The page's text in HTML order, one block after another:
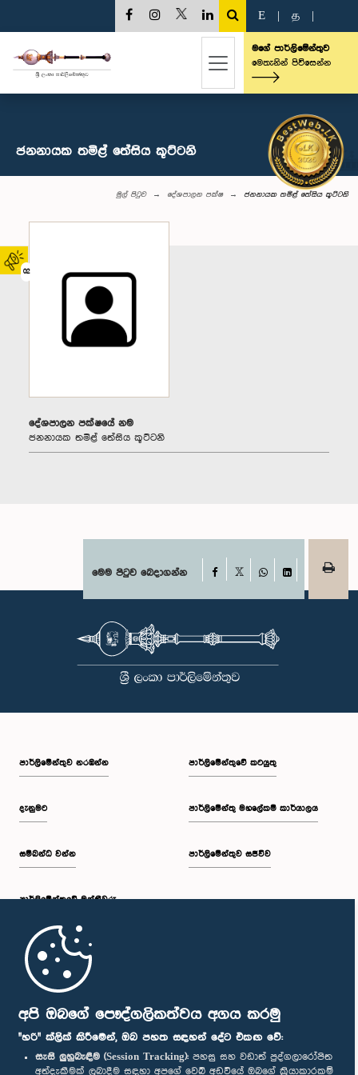
අපි ඔබගේ පෞද්ගලිකත්වය අගය කරමු
"හරි" ක්ලික් කිරීමෙන්, ඔබ පහත සඳහන් දේට එකඟ වේ:
සැසි ලුහුබැඳීම (Session Tracking): පහසු සහ වඩාත් පුද්ගලාරෝපිත
අත්දැකීමක් ලබාදීම සඳහා අපගේ වෙබ් අඩවියේ ඔබගේ ක්‍රියාකාරකම්
02
E த
මගේ පාර්ලිමේන්තුව
මෙතැනින් පිවිසෙන්න
ජනනායක තමිළ් තේසිය කූට්ටනි
මුල් පිටුව දේශපාලන පක්ෂ ජනනායක තමිළ් තේසිය කූට්ටනි
දේශපාලන පක්ෂයේ නම
ජනනායක තමිළ් තේසිය කූට්ටනි
මෙම පිටුව බෙදාගන්න Facebook
WhatsAppLinkedIn
පාර්ලි‌මේන්තුව නරඹන්න
දැනුමට
සම්බන්ධ වන්න
පාර්ලි‌මේන්තුවේ මන්ත්‍රීවරු
මුල් පිටුව
පාර්ලිමේන්තුවේ කටයුතු
පාර්ලිමේන්තු මහලේකම් කාර්යාලය
පාර්ලිමේන්තුව සජීවීව
පාර්ලිමේන්තු ජංගම යෙදුම